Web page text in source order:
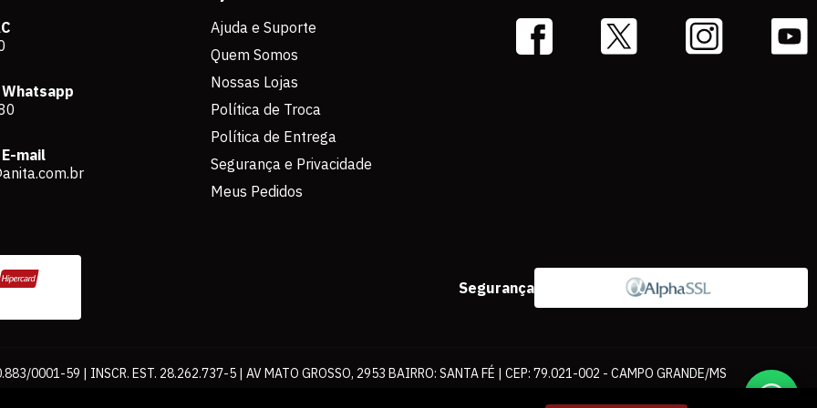
mail
Ajuda e Suporte
Quem Somos
Nossas Lojas
Política de Troca
Política de Entrega
Segurança e Privacidade
Meus Pedidos
Segurança
0001-59 | INSCR. EST. 28.262.737-5 | AV MATO GROSSO, 2953 BAIRRO: SANTA FÉ | CEP: 79.021-002 - CAMPO GRANDE/MS